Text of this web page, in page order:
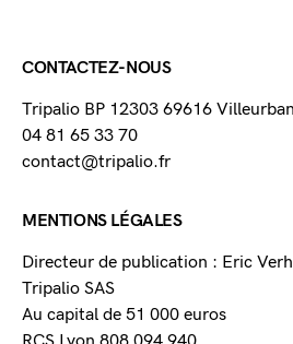
CONTACTEZ-NOUS
Tripalio BP 12303 69616
04 81 65 33 70
contact@tripalio.fr
MENTIONS LÉGALES
Directeur de publication : Eric
Tripalio SAS
Au capital de 51 000 euros